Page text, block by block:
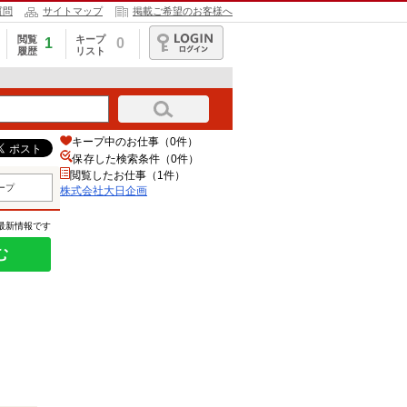
問 サイトマップ 掲載ご希望のお客様へ
閲覧
履歴
1
キープ
リスト
0
ログイン
プ
新情報です
キープ中のお仕事（0件）
保存した検索条件（0件）
閲覧したお仕事（1件）
株式会社大日企画